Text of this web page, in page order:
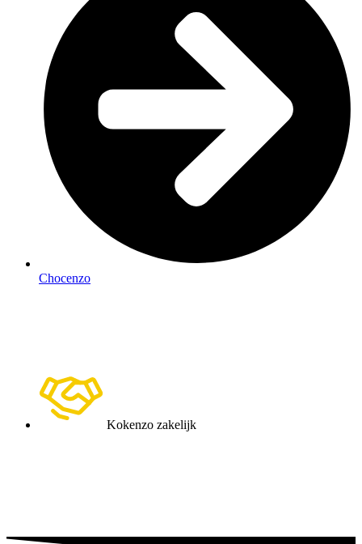
Chocenzo
Kokenzo zakelijk